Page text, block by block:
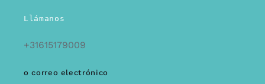
Llámanos
+31615179009
o correo electrónico